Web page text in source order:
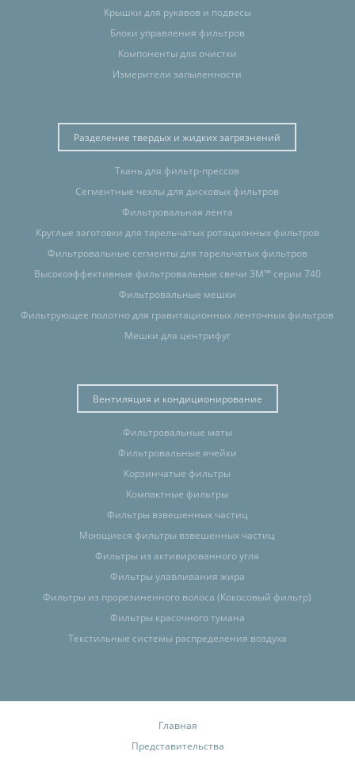
Крышки для рукавов и подвесы
Блоки управления фильтров
Компоненты для очистки
Измерители запыленности
Разделение твердых и жидких загрязнений
Ткань для фильтр-прессов
Сегментные чехлы для дисковых фильтров
Фильтровальная лента
Круглые заготовки для тарельчатых ротационных фильтров
Фильтровальные сегменты для тарельчатых фильтров
Высокоэффективные фильтровальные свечи 3M™ серии 740
Фильтровальные мешки
Фильтрующее полотно для гравитационных ленточных фильтров
Мешки для центрифуг
Вентиляция и кондиционирование
Фильтровальные маты
Фильтровальные ячейки
Корзинчатые фильтры
Компактные фильтры
Фильтры взвешенных частиц
Моющиеся фильтры взвешенных частиц
Фильтры из активированного угля
Фильтры улавливания жира
Фильтры из прорезиненного волоса (Кокосовый фильтр)
Фильтры красочного тумана
Текстильные системы распределения воздуха
Главная
Представительства